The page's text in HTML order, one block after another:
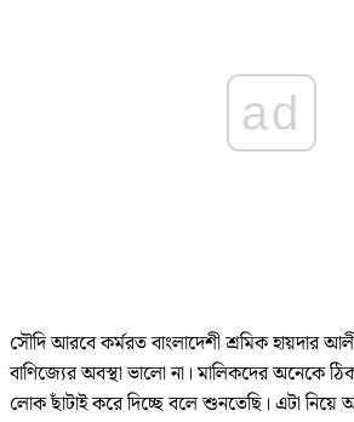
ad
সৌদি আরবে কর্মরত বাংলাদেশী শ্রমিক হায়দার
বাণিজ্যের অবস্থা ভালো না। মালিকদের অনেকে
লোক ছাঁটাই করে দিচ্ছে বলে শুনতেছি। এটা